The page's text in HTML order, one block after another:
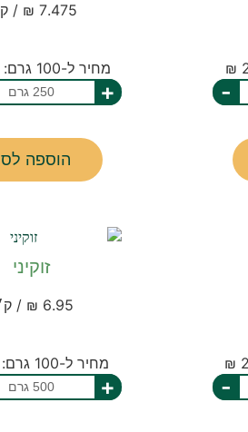
-
7.475 ₪ / ק״ג
מחיר ל-100 גרם: 2.99 ₪
+
הוספה
-
זוקיני
6.95 ₪ / ק״ג
מחיר ל-100 גרם: 1.39 ₪
+